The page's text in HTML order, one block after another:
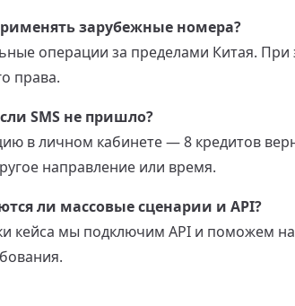
зарубежные номера?
операции за пределами Китая.
права.
SMS не пришло?
в личном кабинете — 8 кредитов
направление или время.
ли массовые сценарии и API?
кейса мы подключим API и поможем